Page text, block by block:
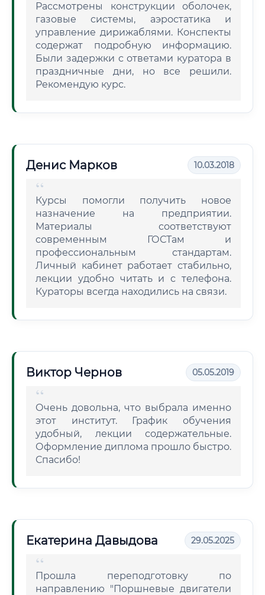
Рассмотрены конструкции оболочек,
газовые системы, аэростатика и
управление дирижаблями. Конспекты
содержат подробную информацию.
Были задержки с ответами куратора в
праздничные дни, но все решили.
Рекомендую курс.
Денис Марков 10.03.2018
Курсы помогли получить новое
назначение на предприятии.
Материалы соответствуют
современным ГОСТам и
профессиональным стандартам.
Личный кабинет работает стабильно,
лекции удобно читать и с телефона.
Кураторы всегда находились на связи.
Виктор Чернов 05.05.2019
Очень довольна, что выбрала именно
этот институт. График обучения
удобный, лекции содержательные.
Оформление диплома прошло быстро.
Спасибо!
Екатерина Давыдова 29.05.2025
Прошла переподготовку по
направлению "Поршневые двигатели